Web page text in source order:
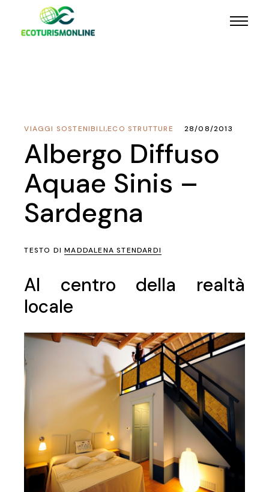
ECO STRUTTURE
,
VIAGGI SOSTENIBILI 28/08/2013
Albergo Diffuso
Aquae Sinis –
Sardegna
TESTO DIMADDALENA STENDARDI
Al centro della realtà
locale